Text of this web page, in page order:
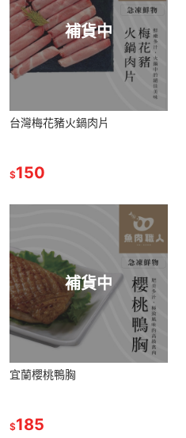
補貨中
台灣梅花豬火鍋肉片
$150
補貨中
宜蘭櫻桃鴨胸
$185